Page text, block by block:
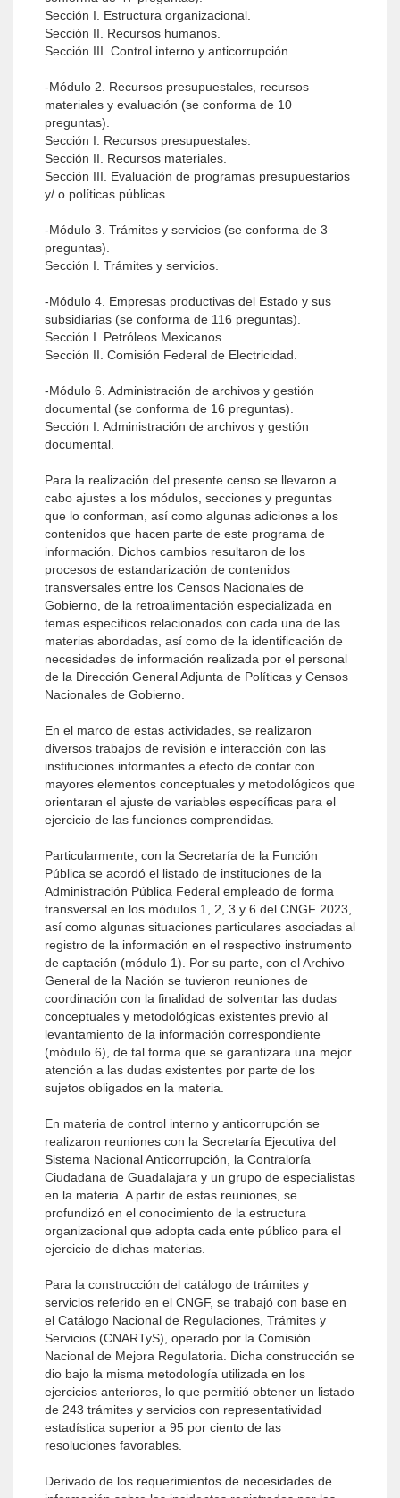
Sección I. Estructura organizacional.
Sección II. Recursos humanos.
Sección III. Control interno y anticorrupción.
-Módulo 2. Recursos presupuestales, recursos
materiales y evaluación (se conforma de 10
preguntas).
Sección I. Recursos presupuestales.
Sección II. Recursos materiales.
Sección III. Evaluación de programas presupuestarios
y/ o políticas públicas.
-Módulo 3. Trámites y servicios (se conforma de 3
preguntas).
Sección I. Trámites y servicios.
-Módulo 4. Empresas productivas del Estado y sus
subsidiarias (se conforma de 116 preguntas).
Sección I. Petróleos Mexicanos.
Sección II. Comisión Federal de Electricidad.
-Módulo 6. Administración de archivos y gestión
documental (se conforma de 16 preguntas).
Sección I. Administración de archivos y gestión
documental.
Para la realización del presente censo se llevaron a
cabo ajustes a los módulos, secciones y preguntas
que lo conforman, así como algunas adiciones a los
contenidos que hacen parte de este programa de
información. Dichos cambios resultaron de los
procesos de estandarización de contenidos
transversales entre los Censos Nacionales de
Gobierno, de la retroalimentación especializada en
temas específicos relacionados con cada una de las
materias abordadas, así como de la identificación de
necesidades de información realizada por el personal
de la Dirección General Adjunta de Políticas y Censos
Nacionales de Gobierno.
En el marco de estas actividades, se realizaron
diversos trabajos de revisión e interacción con las
instituciones informantes a efecto de contar con
mayores elementos conceptuales y metodológicos que
orientaran el ajuste de variables específicas para el
ejercicio de las funciones comprendidas.
Particularmente, con la Secretaría de la Función
Pública se acordó el listado de instituciones de la
Administración Pública Federal empleado de forma
transversal en los módulos 1, 2, 3 y 6 del CNGF 2023,
así como algunas situaciones particulares asociadas al
registro de la información en el respectivo instrumento
de captación (módulo 1). Por su parte, con el Archivo
General de la Nación se tuvieron reuniones de
coordinación con la finalidad de solventar las dudas
conceptuales y metodológicas existentes previo al
levantamiento de la información correspondiente
(módulo 6), de tal forma que se garantizara una mejor
atención a las dudas existentes por parte de los
sujetos obligados en la materia.
En materia de control interno y anticorrupción se
realizaron reuniones con la Secretaría Ejecutiva del
Sistema Nacional Anticorrupción, la Contraloría
Ciudadana de Guadalajara y un grupo de especialistas
en la materia. A partir de estas reuniones, se
profundizó en el conocimiento de la estructura
organizacional que adopta cada ente público para el
ejercicio de dichas materias.
Para la construcción del catálogo de trámites y
servicios referido en el CNGF, se trabajó con base en
el Catálogo Nacional de Regulaciones, Trámites y
Servicios (CNARTyS), operado por la Comisión
Nacional de Mejora Regulatoria. Dicha construcción se
dio bajo la misma metodología utilizada en los
ejercicios anteriores, lo que permitió obtener un listado
de 243 trámites y servicios con representatividad
estadística superior a 95 por ciento de las
resoluciones favorables.
Derivado de los requerimientos de necesidades de